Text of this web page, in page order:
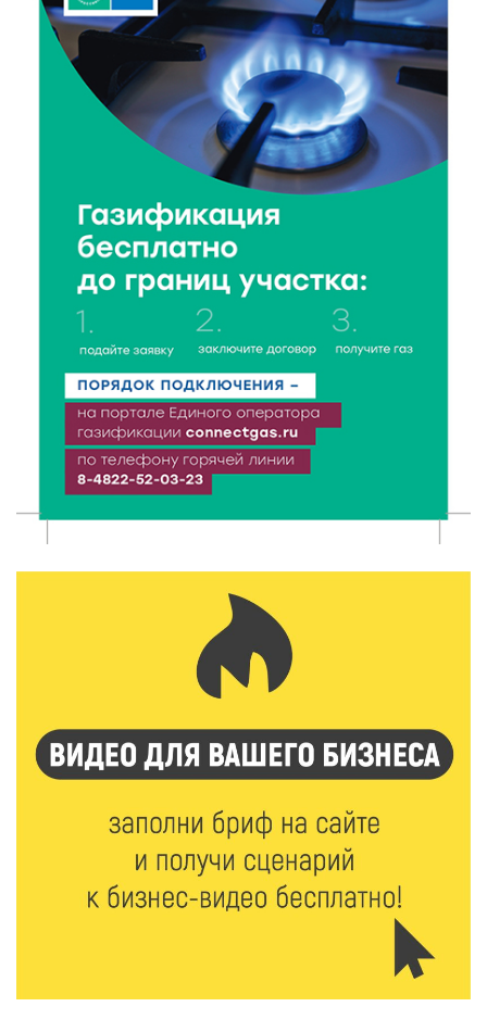
спасателей жителям Тверской области
6 Авг 2026 10:01 133
Спорт, энергия и мастер-классы: в Твери прошла
акция «Зарядка со стражем порядка»
От хип-хопа до латины: как провести вечер 6
августа с пользой и драйвом
6 Авг 2026 08:40 163
Переменная облачность и кратковременный
дождь: что ждёт жителей Тверской области
сегодня
6 Авг 2026 08:10 229
В Твери открываются две масштабные выставки
В парке Твери прошла познавательная акция от
388
«Тотального диктанта»
От детских площадок до спортивных арен: в
Калининском округе подвели итоги программы
поддержки местных инициатив
Большая гонка на Волге: 8 августа Калязин станет
центром всероссийского велоспорта